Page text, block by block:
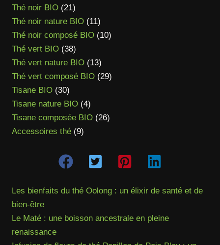
Thé noir BIO 2121
produits
Thé noir nature BIO 1111
produits
Thé noir composé BIO 1010
Thé vert BIO 3838
produits
Thé vert nature BIO 1313
produits
Thé vert composé BIO 2929
Tisane BIO 3030
produits
Tisane nature BIO 44
produits
Tisane composée BIO 2626
Accessoires thé 99
Les bienfaits du thé Oolong : un élixir de santé et de
bien-être
Le Maté : une boisson ancestrale en pleine
renaissance